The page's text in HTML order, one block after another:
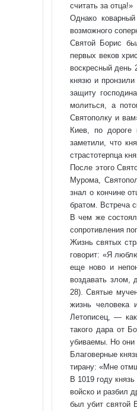
считать за отца!»
Однако
возможного
Святой Борис
первых веков
воскресный день
князю и
защиту
молиться, а
Святополку и
Киев, по дороге
заметили, что
страстотерпца
После этого
Мурома,
знал о кончине
братом. Встреча
В чем же
сопротивления
Жизнь святых
говорит: «Я
еще ново и
воздавать злом,
28). Святые
жизнь человека
Летописец, —
такого дара от
убиваемы. Но они
Благоверные
тирану: «Мне
В 1019 году
войско и разбил
был убит святой